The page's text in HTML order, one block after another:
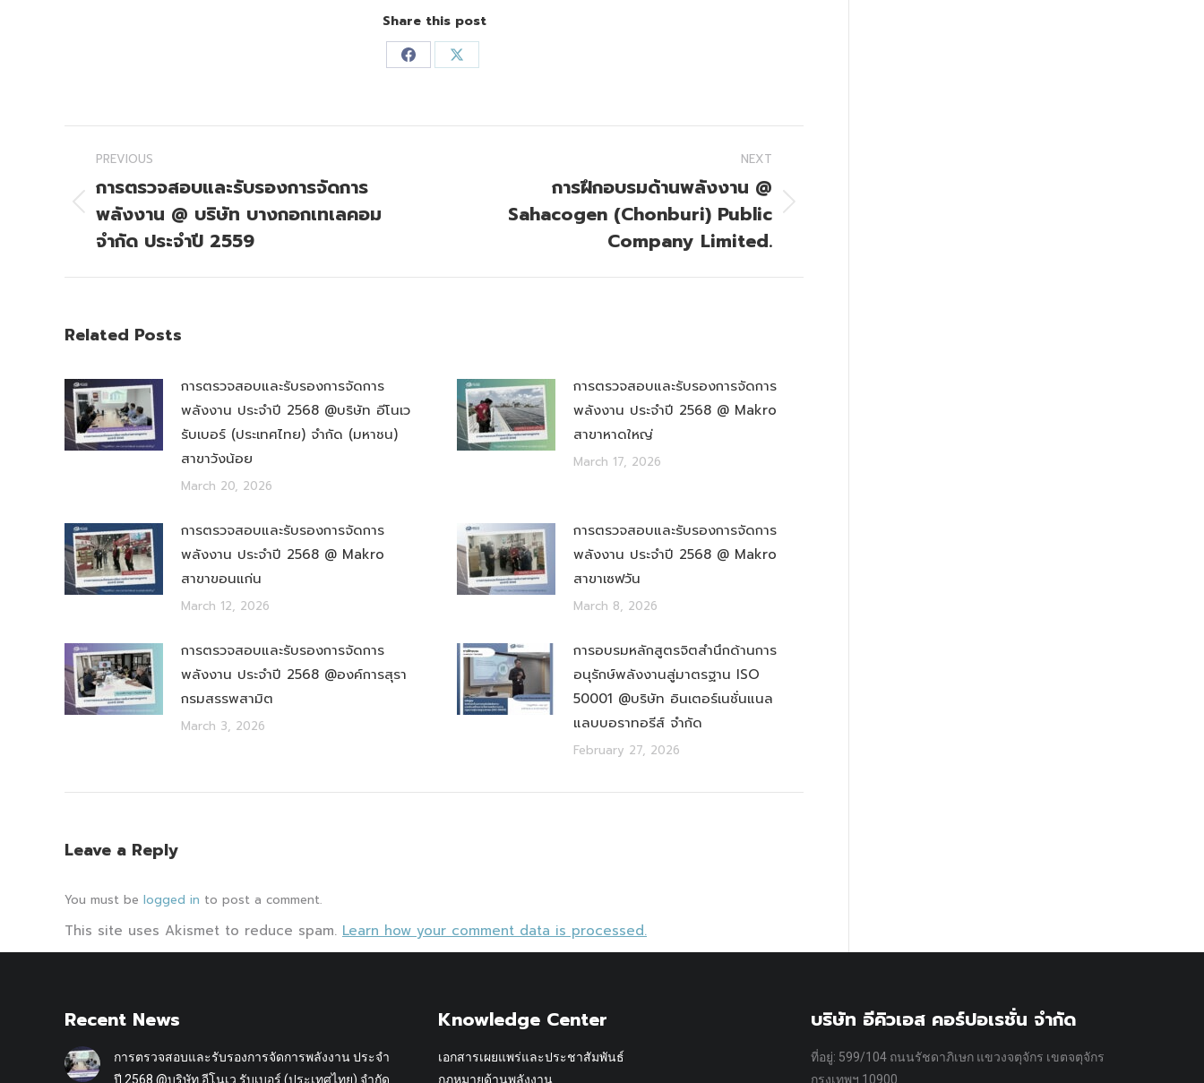
Share this post
Share
Facebook
Share
X
navigation
PREVIOUS
Previous
post:
การตรวจสอบและรับรองการจัดการ
พลังงาน @ บริษัท บางกอกเทเลคอม
จำกัด ประจำปี 2559
NEXT
การฝึกอบรมด้านพลังงาน @
Sahacogen (Chonburi) Public
Company Limited.
Related Posts
การตรวจสอบและรับรองการจัดการ
พลังงาน ประจำปี 2568 @บริษัท อีโนเว
รับเบอร์ (ประเทศไทย) จำกัด (มหาชน)
สาขาวังน้อย
March 20, 2026
การตรวจสอบและรับรองการจัดการ
พลังงาน ประจำปี 2568 @ Makro
สาขาหาดใหญ่
March 17, 2026
การตรวจสอบและรับรองการจัดการ
พลังงาน ประจำปี 2568 @ Makro
สาขาขอนแก่น
March 12, 2026
การตรวจสอบและรับรองการจัดการ
พลังงาน ประจำปี 2568 @ Makro
สาขาเซฟวัน
March 8, 2026
การตรวจสอบและรับรองการจัดการ
พลังงาน ประจำปี 2568 @องค์การสุรา
กรมสรรพสามิต
March 3, 2026
การอบรมหลักสูตรจิตสำนึกด้านการ
อนุรักษ์พลังงานสู่มาตรฐาน ISO
50001 @บริษัท อินเตอร์เนชั่นแนล
แลบบอราทอรีส์ จำกัด
February 27, 2026
Leave a Reply
You must be logged in to post a comment.
This site uses Akismet to reduce spam. Learn how your comment data is processed.
Recent News
การตรวจสอบและรับรองการจัดการพลังงาน ประจำ
ปี 2568 @บริษัท อีโนเว รับเบอร์ (ประเทศไทย) จำกัด
Knowledge Center
เอกสารเผยแพร่และประชาสัมพันธ์
กฎหมายด้านพลังงาน
บริษัท อีคิวเอส คอร์ปอเรชั่น จำกัด
ที่อยู่: 599/104 ถนนรัชดาภิเษก แขวงจตุจักร เขตจตุจักร
กรุงเทพฯ 10900